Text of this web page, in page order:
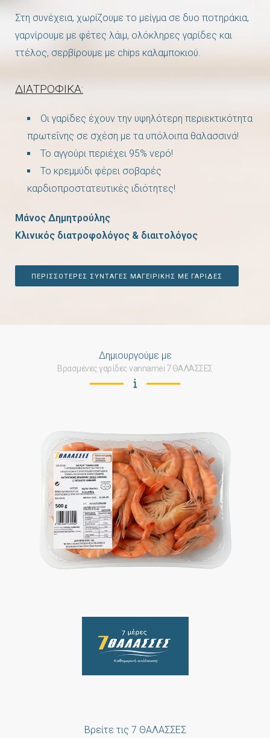
Στη συνέχεια, χωρίζουμε το μείγμα σε δυο ποτηράκια,
γαρνίρουμε με φέτες λάιμ, ολόκληρες γαρίδες και
ττέλος, σερβίρουμε με chips καλαμποκιού.
ΔΙΑΤΡΟΦΙΚΑ:
Οι γαρίδες έχουν την υψηλότερη περιεκτικότητα
πρωτεΐνης σε σχέση με τα υπόλοιπα θαλασσινά!
Το αγγούρι περιέχει 95% νερό!
Το κρεμμύδι φέρει σοβαρές
καρδιοπροστατευτικές ιδιότητες!
Μάνος Δημητρούλης
Κλινικός διατροφολόγος & διαιτολόγος
ΠΕΡΙΣΣΟΤΕΡΕΣ ΣΥΝΤΑΓΕΣ ΜΑΓΕΙΡΙΚΗΣ ΜΕ ΓΑΡΙΔΕΣ
Δημιουργούμε με
Βρασμένες γαρίδες vannamei 7 ΘΑΛΑΣΣΕΣ
Βρείτε τις 7 ΘΑΛΑΣΣΕΣ